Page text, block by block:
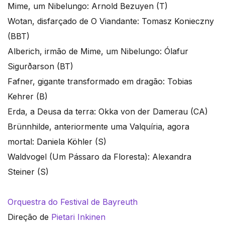
Mime, um Nibelungo: Arnold Bezuyen (T)
Wotan, disfarçado de O Viandante: Tomasz Konieczny
(BBT)
Alberich, irmão de Mime, um Nibelungo: Ólafur
Sigurðarson (BT)
Fafner, gigante transformado em dragão: Tobias
Kehrer (B)
Erda, a Deusa da terra: Okka von der Damerau (CA)
Brünnhilde, anteriormente uma Valquíria, agora
mortal: Daniela Köhler (S)
Waldvogel (Um Pássaro da Floresta): Alexandra
Steiner (S)
Orquestra do Festival de Bayreuth
Direção de Pietari Inkinen